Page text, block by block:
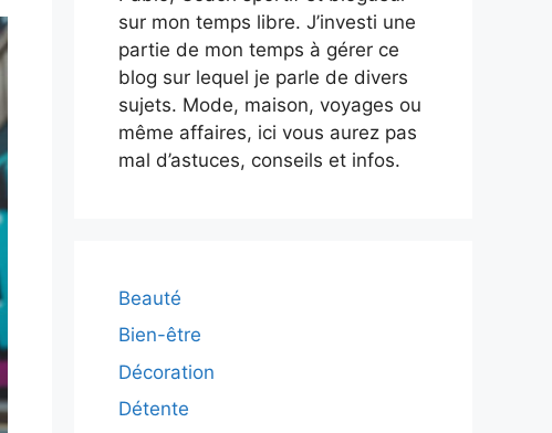
sur mon temps libre. J’investi une
partie de mon temps à gérer ce
blog sur lequel je parle de divers
sujets. Mode, maison, voyages ou
même affaires, ici vous aurez pas
mal d’astuces, conseils et infos.
Beauté
Bien-être
Décoration
Détente